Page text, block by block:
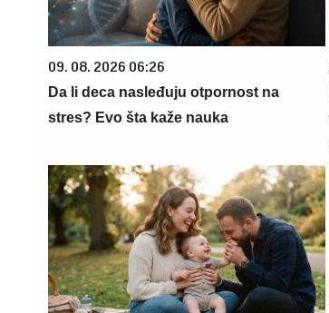
09. 08. 2026 06:26
Da li deca nasleđuju otpornost na
stres? Evo šta kaže nauka